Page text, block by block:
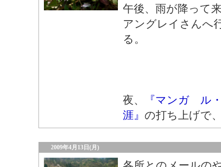
午後、雨が降って
アングレイさんへ
る。
夜、
『マンガ ル
涯』 の打ち上げで
2009年4月13日(月)